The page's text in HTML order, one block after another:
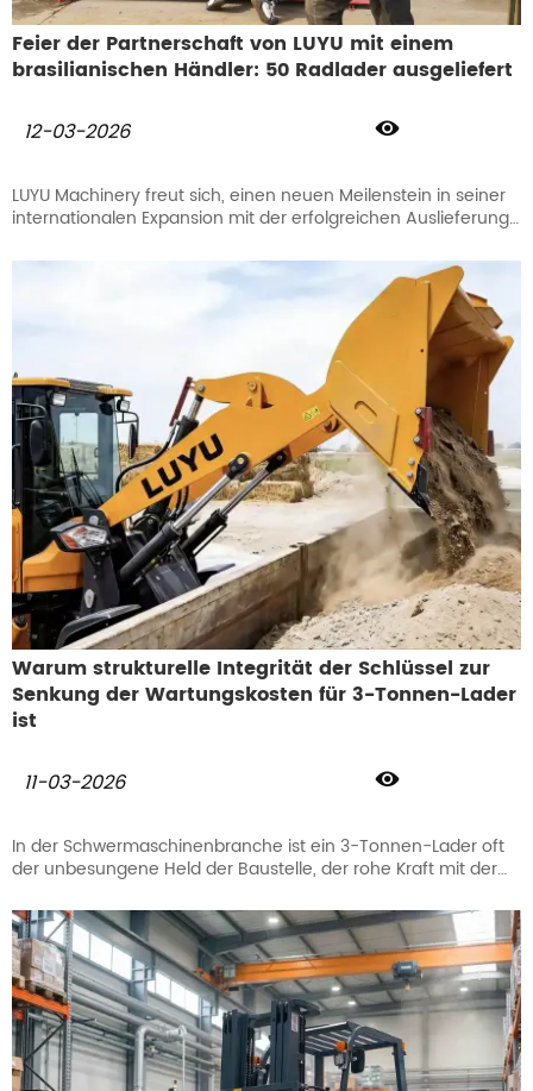
Feier der Partnerschaft von LUYU mit einem
brasilianischen Händler: 50 Radlader ausgeliefert
12-03-2026

LUYU Machinery freut sich, einen neuen Meilenstein in seiner
internationalen Expansion mit der erfolgreichen Auslieferung
feiern.
Warum strukturelle Integrität der Schlüssel zur
Senkung der Wartungskosten für 3-Tonnen-Lader
ist
11-03-2026

In der Schwermaschinenbranche ist ein 3-Tonnen-Lader oft
der unbesungene Held der Baustelle, der rohe Kraft mit der
Fuhrparkmanager wissen jedoch, dass selbst die
beeindruckendsten Radlader-Spezifikationen nichts
bedeuten, wenn das Maschinengestell den täglichen
Belastungen nicht standhält. Bei LUYU glauben wir, dass
strukturelle Integrität nicht nur eine Designentscheidung ist –
sie ist die ultimative Versicherung gegen steigende
Wartungskosten und Ausfallzeiten. Diese Philosophie
verkörpert unser Flaggschiffmodell LY958 perfekt.